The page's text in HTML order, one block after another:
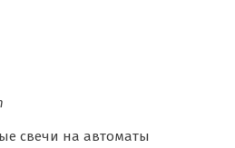
свечи на автоматы